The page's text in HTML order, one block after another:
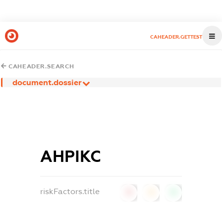
CAHEADER.GETTEST
CAHEADER.SEARCH
document.dossier
АНРІКС
riskFactors.title